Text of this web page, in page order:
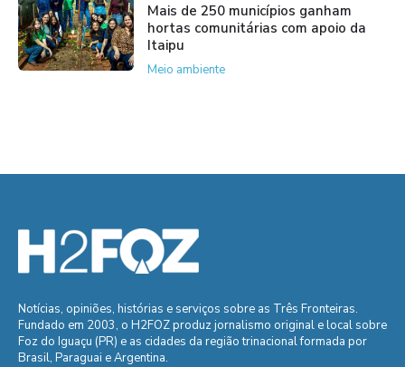
Mais de 250 municípios ganham
hortas comunitárias com apoio da
Itaipu
Meio ambiente
Notícias, opiniões, histórias e serviços sobre as Três Fronteiras.
Fundado em 2003, o H2FOZ produz jornalismo original e local sobre
Foz do Iguaçu (PR) e as cidades da região trinacional formada por
Brasil, Paraguai e Argentina.